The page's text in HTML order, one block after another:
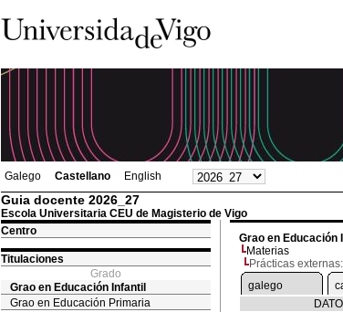
Galego Castellano English
Guia docente 2026_27
Escola Universitaria CEU de Magisterio de Vigo
Centro
Titulaciones
Grado
Grao en Educación Infantil
Grao en Educación Primaria
Grao en Educación
Materias
Prácticas
galego